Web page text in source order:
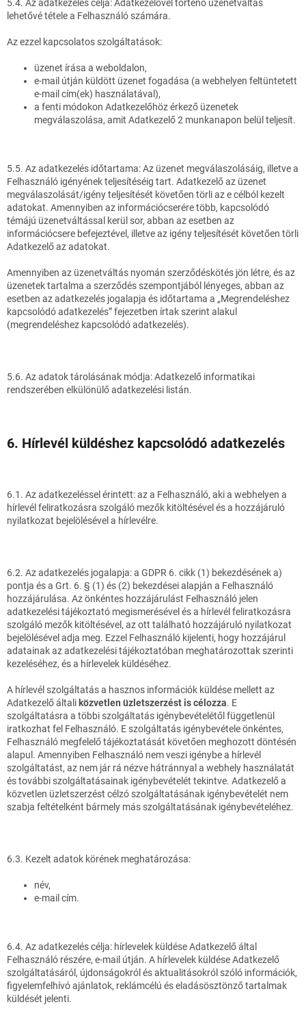
5.4. Az adatkezelés célja: Adatkezelővel történő üzenetváltás
lehetővé tétele a Felhasználó számára.
Az ezzel kapcsolatos szolgáltatások:
üzenet írása a weboldalon,
e-mail útján küldött üzenet fogadása (a webhelyen feltüntetett
e-mail cím(ek) használatával),
a fenti módokon Adatkezelőhöz érkező üzenetek
megválaszolása, amit Adatkezelő 2 munkanapon belül teljesít.
5.5. Az adatkezelés időtartama: Az üzenet megválaszolásáig, illetve a
Felhasználó igényének teljesítéséig tart. Adatkezelő az üzenet
megválaszolását/igény teljesítését követően törli az e célból kezelt
adatokat. Amennyiben az információcserére több, kapcsolódó
témájú üzenetváltással kerül sor, abban az esetben az
információcsere befejeztével, illetve az igény teljesítését követően törli
Adatkezelő az adatokat.
Amennyiben az üzenetváltás nyomán szerződéskötés jön létre, és az
üzenetek tartalma a szerződés szempontjából lényeges, abban az
esetben az adatkezelés jogalapja és időtartama a „Megrendeléshez
kapcsolódó adatkezelés” fejezetben írtak szerint alakul
(megrendeléshez kapcsolódó adatkezelés).
5.6. Az adatok tárolásának módja: Adatkezelő informatikai
rendszerében elkülönülő adatkezelési listán.
6. Hírlevél küldéshez kapcsolódó adatkezelés
6.1. Az adatkezeléssel érintett: az a Felhasználó, aki a webhelyen a
hírlevél feliratkozásra szolgáló mezők kitöltésével és a hozzájáruló
nyilatkozat bejelölésével a hírlevélre.
6.2. Az adatkezelés jogalapja: a GDPR 6. cikk (1) bekezdésének a)
pontja és a Grt. 6. § (1) és (2) bekezdései alapján a Felhasználó
hozzájárulása. Az önkéntes hozzájárulást Felhasználó jelen
adatkezelési tájékoztató megismerésével és a hírlevél feliratkozásra
szolgáló mezők kitöltésével, az ott található hozzájáruló nyilatkozat
bejelölésével adja meg. Ezzel Felhasználó kijelenti, hogy hozzájárul
adatainak az adatkezelési tájékoztatóban meghatározottak szerinti
kezeléséhez, és a hírlevelek küldéséhez.
A hírlevél szolgáltatás a hasznos információk küldése mellett az
Adatkezelő általi közvetlen üzletszerzést is célozza. E
szolgáltatásra a többi szolgáltatás igénybevételétől függetlenül
iratkozhat fel Felhasználó. E szolgáltatás igénybevétele önkéntes,
Felhasználó megfelelő tájékoztatását követően meghozott döntésén
alapul. Amennyiben Felhasználó nem veszi igénybe a hírlevél
szolgáltatást, az nem jár rá nézve hátránnyal a webhely használatát
és további szolgáltatásainak igénybevételét tekintve. Adatkezelő a
közvetlen üzletszerzést célzó szolgáltatásának igénybevételét nem
szabja feltételként bármely más szolgáltatásának igénybevételéhez.
6.3. Kezelt adatok körének meghatározása:
név,
e-mail cím.
6.4. Az adatkezelés célja: hírlevelek küldése Adatkezelő által
Felhasználó részére, e-mail útján. A hírlevelek küldése Adatkezelő
szolgáltatásáról, újdonságokról és aktualitásokról szóló információk,
figyelemfelhívó ajánlatok, reklámcélú és eladásösztönző tartalmak
küldését jelenti.